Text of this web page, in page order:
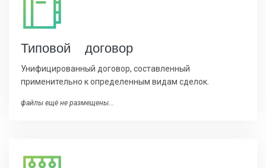
Типовой договор
Унифицированный договор, составленный
применительно к определенным видам сделок.
файлы ещё не размещены...